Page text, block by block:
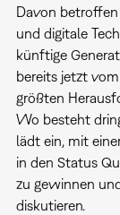
Davon
und digitale
künftige
bereits jetzt
größten
Wo besteht
lädt ein, mit
in den Status
zu gewinnen
diskutieren.